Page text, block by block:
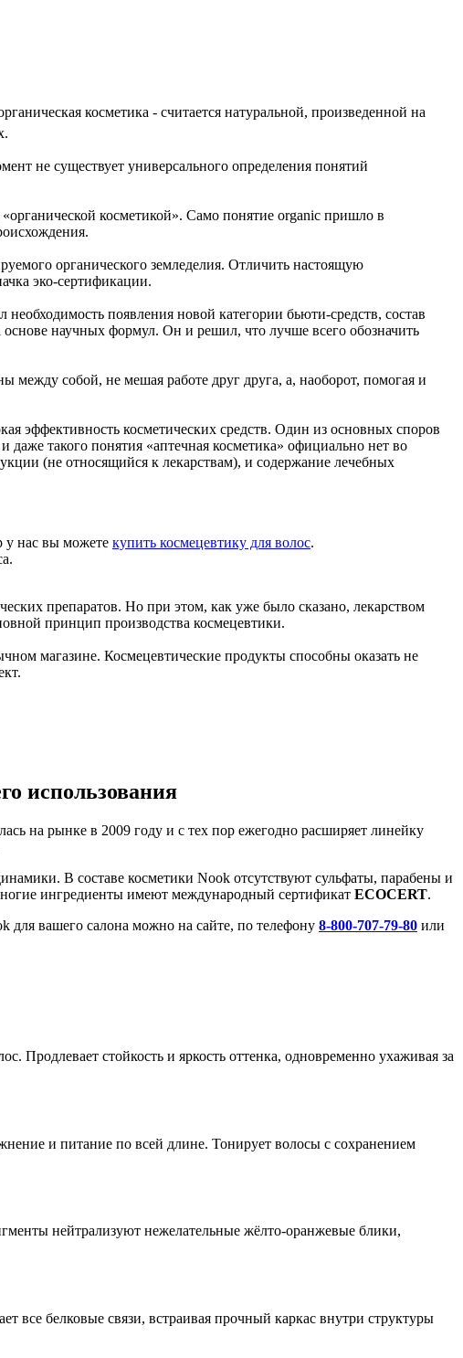
косметика - считается натуральной, произведенной на
не существует универсального определения понятий
косметикой». Само понятие organic пришло в
органического земледелия. Отличить настоящую
эко-сертификации.
появления новой категории бьюти-средств, состав
научных формул. Он и решил, что лучше всего обозначить
собой, не мешая работе друг друга, а, наоборот, помогая и
эффективность косметических средств. Один из основных споров
даже такого понятия «аптечная косметика» официально нет во
(не относящийся к лекарствам), и содержание лечебных
у нас вы можете купить космецевтику для волос.
препаратов. Но при этом, как уже было сказано, лекарством
принцип производства космецевтики.
магазине. Космецевтические продукты способны оказать не
использования
на рынке в 2009 году и с тех пор ежегодно расширяет линейку
В составе косметики Nook отсутствуют сульфаты, парабены и
ингредиенты имеют международный сертификат ECOCERT.
для вашего салона можно на сайте, по телефону 8-800-707-79-80 или
стойкость и яркость оттенка, одновременно ухаживая за
и питание по всей длине. Тонирует волосы с сохранением
нейтрализуют нежелательные жёлто-оранжевые блики,
белковые связи, встраивая прочный каркас внутри структуры